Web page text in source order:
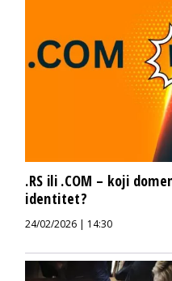
.RS ili .COM – koji
identitet?
24/02/2026 | 14:30